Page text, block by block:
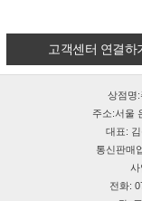
고객센터 연결하
상점명
주소:서울
대표:
통신판매
전화: